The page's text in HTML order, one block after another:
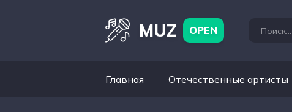
MUZ OPEN
Главная Отечественные артисты